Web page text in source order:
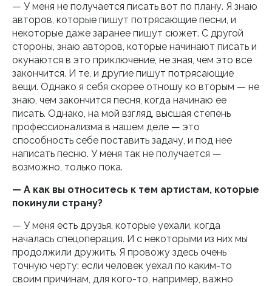
— У меня не получается писать вот по плану. Я знаю
авторов, которые пишут потрясающие песни, и
некоторые даже заранее пишут сюжет. С другой
стороны, знаю авторов, которые начинают писать и
окунаются в это приключение, не зная, чем это все
закончится. И те, и другие пишут потрясающие
вещи. Однако я себя скорее отношу ко вторым — не
знаю, чем закончится песня, когда начинаю ее
писать. Однако, на мой взгляд, высшая степень
профессионализма в нашем деле — это
способность себе поставить задачу, и под нее
написать песню. У меня так не получается —
возможно, только пока.
— А как вы относитесь к тем артистам, которые
покинули страну?
— У меня есть друзья, которые уехали, когда
началась спецоперация. И с некоторыми из них мы
продолжили дружить. Я провожу здесь очень
точную черту: если человек уехал по каким-то
своим причинам, для кого-то, например, важно